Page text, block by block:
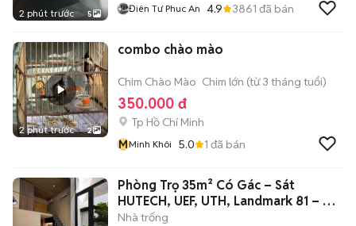
2 phút trước 5 Điên Tư Phuc An 4.9 3861 đã bán
2 phút trước 2
combo chào mào
Chim Chào Mào Chim lớn (từ 3 tháng tuổi)
350.000 đ
Tp Hồ Chí Minh
MMinh Khôi 5.0 1 đã bán
Phòng Trọ 35m² Có Gác – Sát
HUTECH, UEF, UTH, Landmark 81 – Chỉ
4.9 Tr
Nhà trống